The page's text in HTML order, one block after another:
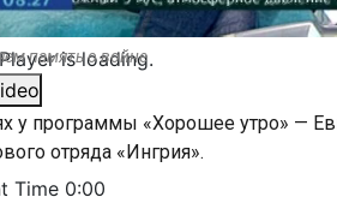
is loading.
Time 0:00
память о войне
у программы «Хорошее утро» —
отряда «Ингрия».